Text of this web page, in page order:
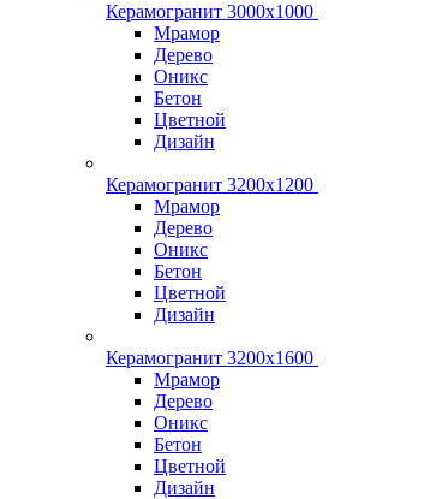
Керамогранит 3000х1000
Мрамор
Дерево
Оникс
Бетон
Цветной
Дизайн
Керамогранит 3200х1200
Мрамор
Дерево
Оникс
Бетон
Цветной
Дизайн
Керамогранит 3200х1600
Мрамор
Дерево
Оникс
Бетон
Цветной
Дизайн